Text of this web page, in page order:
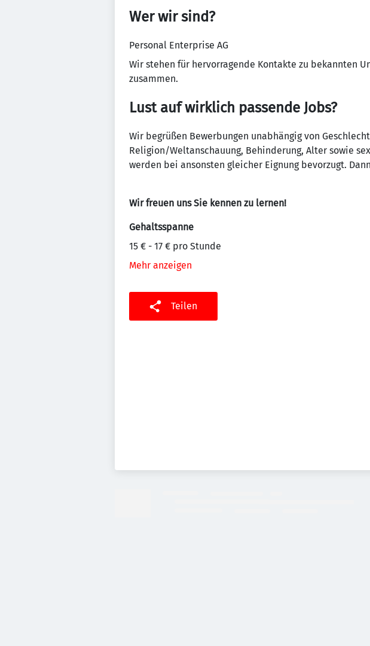
Wer wir sind?
Personal Enterprise AG
Wir stehen für hervorragende Kontakte zu bekannten
zusammen.
Lust auf wirklich passende Jobs?
Wir begrüßen Bewerbungen unabhängig von
Religion/Weltanschauung, Behinderung, Alter sowie
werden bei ansonsten gleicher Eignung bevorzugt.
Wir freuen uns Sie kennen zu lernen!
Gehaltsspanne
15 € - 17 € pro Stunde
Mehr anzeigen
Teilen